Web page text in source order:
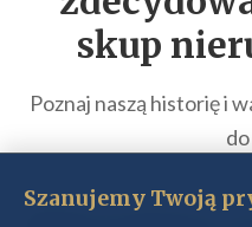
skup
Poznaj naszą historię i
Szanujemy Twoją